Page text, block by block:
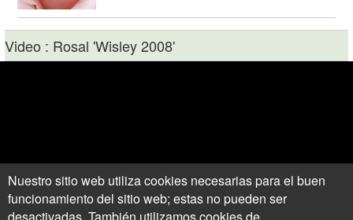
Video : Rosal 'Wisley 2008'
Nuestro sitio web utiliza cookies necesarias para el buen
funcionamiento del sitio web; estas no pueden ser